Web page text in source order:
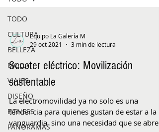
TODO
CULTURA
BELLEZA
MODA
VIAJES
DISEÑO
FITNESS
PANORAMAS
Equipo La Galería M
29 oct 2021
3 min de lectura
Scooter eléctrico: Movilización
sustentable
La electromovilidad ya no solo es una
tendencia para quienes gustan de estar a la
vanguardia, sino una necesidad que se abre